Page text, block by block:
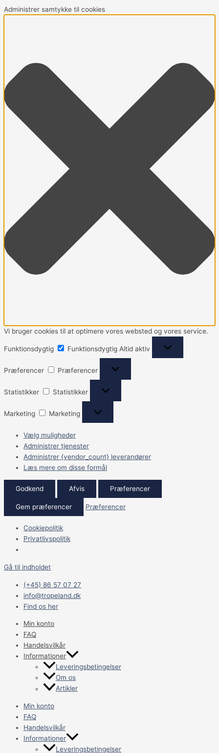
Administrer samtykke til cookies
Vi bruger cookies til at optimere vores websted og vores service.
Funktionsdygtig Funktionsdygtig Altid aktiv
Præferencer Præferencer
Statistikker Statistikker
Marketing Marketing
Vælg muligheder
Administrer tjenester
Administrer {vendor_count} leverandører
Læs mere om disse formål
Godkend Afvis Præferencer
Gem præferencer Præferencer
Cookiepolitik
Privatlivspolitik
Gå til indholdet
(+45) 86 57 07 27
info@tropeland.dk
Find os her
Min konto
FAQ
Handelsvilkår
Informationer
Leveringsbetingelser
Om os
Artikler
Min konto
FAQ
Handelsvilkår
Informationer
Leveringsbetingelser